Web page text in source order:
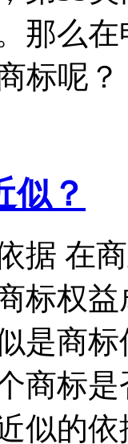
那么
标呢
似？
据 在
标权
是商
商标
似的